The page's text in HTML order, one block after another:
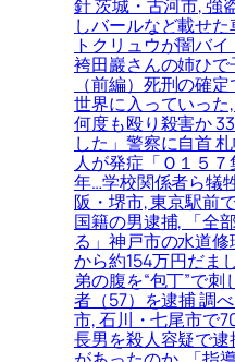
針 茨城・古河市, 強
しバールなど載せ
トクリュウが闇バ
袴田巖さんの姉ひ
（前編）死刑の確
世界に入っていった
何度も殴り殺害か
した」警察に自首
人が発症「Ｏ１５
年…学校関係者ら犠
阪・堺市, 東京駅前
国籍の男逮捕, 「全
る」神戸市の水道
から約154万円だま
弟の腹を“包丁”で
者（57）を逮捕 調
市, 石川・七尾市で
長男を殺人容疑で